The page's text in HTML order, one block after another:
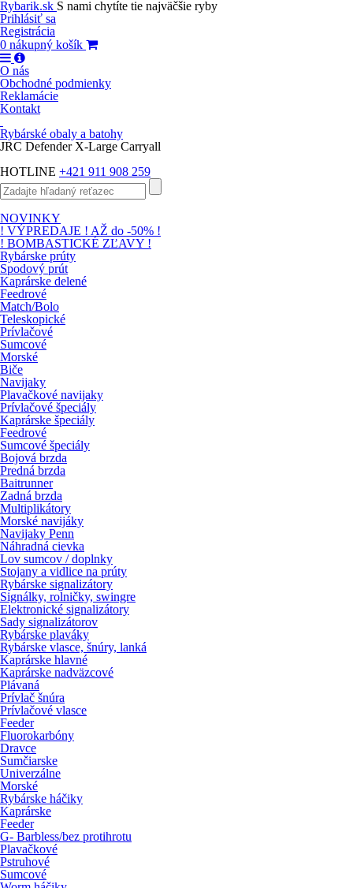
Rybarik.sk S nami chytíte tie najväčšie ryby
Prihlásiť sa
Registrácia
0 nákupný košík
O nás
Obchodné podmienky
Reklamácie
Kontakt
Rybárské obaly a batohy
JRC Defender X-Large Carryall
HOTLINE +421 911 908 259
NOVINKY
! VÝPREDAJE ! AŽ do -50% !
! BOMBASTICKÉ ZĽAVY !
Rybárske prúty
Spodový prút
Kaprárske delené
Feedrové
Match/Bolo
Teleskopické
Prívlačové
Sumcové
Morské
Biče
Navijaky
Plavačkové navijaky
Prívlačové špeciály
Kaprárske špeciály
Feedrové
Sumcové špeciály
Bojová brzda
Predná brzda
Baitrunner
Zadná brzda
Multiplikátory
Morské navijáky
Navijaky Penn
Náhradná cievka
Lov sumcov / doplnky
Stojany a vidlice na prúty
Rybárske signalizátory
Signálky, rolničky, swingre
Elektronické signalizátory
Sady signalizátorov
Rybárske plaváky
Rybárske vlasce, šnúry, lanká
Kaprárske hlavné
Kaprárske nadväzcové
Plávaná
Prívlač šnúra
Prívlačové vlasce
Feeder
Fluorokarbóny
Dravce
Sumčiarske
Univerzálne
Morské
Rybárske háčiky
Kaprárske
Feeder
G- Barbless/bez protihrotu
Plavačkové
Pstruhové
Sumcové